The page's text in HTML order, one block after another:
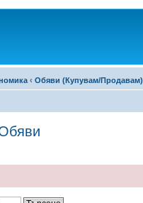
‹ Обяви (Купувам/Продавам)